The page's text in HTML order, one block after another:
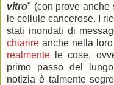
vitro" (con prove anche
le cellule cancerose. I
stati inondati di
chiarire anche nella
realmente le cose,
primo passo del
notizia è talmente